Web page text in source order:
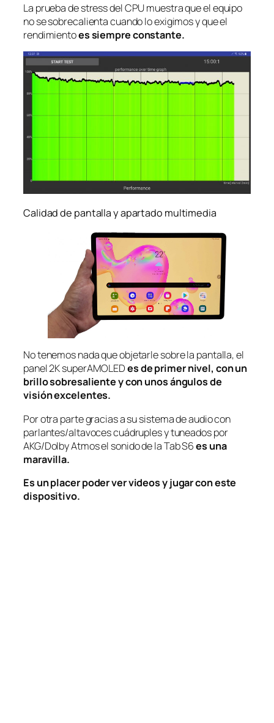
La prueba destressdel CPU muestra que el equipo
no se sobrecalienta cuando lo exigimos y que el
rendimientoes siempre constante.
Calidad de pantalla y apartado multimedia
No tenemos nada que objetarle sobre la pantalla, el
panel 2K superAMOLEDes de primer nivel, con un
brillo sobresaliente y con unos ángulos de
visión excelentes.
Por otra parte gracias a su sistema de audio con
parlantes/altavoces cuádruples y tuneados por
AKG/Dolby Atmos el sonido de la Tab S6es una
maravilla.
Es un placer poder ver videos y jugar con este
dispositivo.